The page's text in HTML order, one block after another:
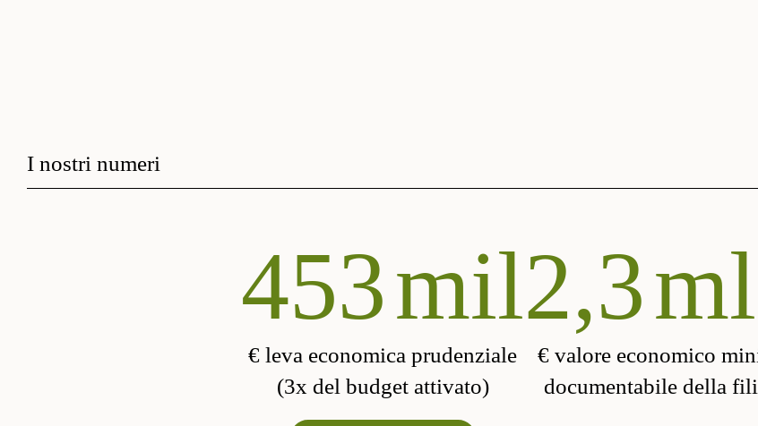
I nostri numeri
570mil
€ leva economica prudenziale
(3x del budget attivato)
2,3
€ valore economico
documentabile della